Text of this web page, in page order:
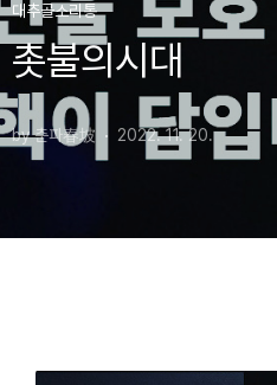
대추골소리통
촛불의시대
by 춘파春坡 2022. 11. 20.